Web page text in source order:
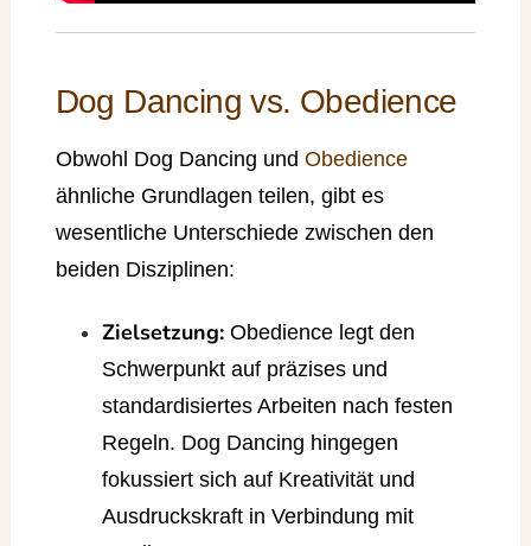
Dog Dancing vs. Obedience
Obwohl Dog Dancing und Obedience
ähnliche Grundlagen teilen, gibt es
wesentliche Unterschiede zwischen den
beiden Disziplinen:
Zielsetzung:Obedience legt den
Schwerpunkt auf präzises und
standardisiertes Arbeiten nach festen
Regeln. Dog Dancing hingegen
fokussiert sich auf Kreativität und
Ausdruckskraft in Verbindung mit